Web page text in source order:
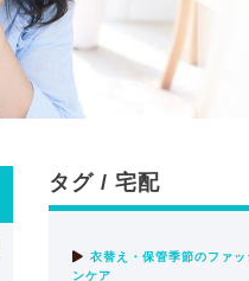
タグ / 宅配
衣替え・保管季節のファッ
ンケア